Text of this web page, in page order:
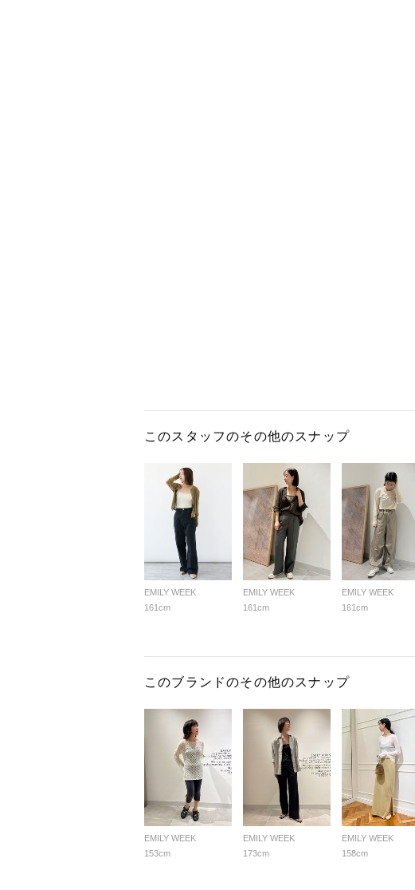
このスタッフのその他のスナップ
EMILY WEEK
161cm
EMILY WEEK
161cm
EMILY WEEK
161cm
このブランドのその他のスナップ
EMILY WEEK
153cm
EMILY WEEK
173cm
EMILY WEEK
158cm